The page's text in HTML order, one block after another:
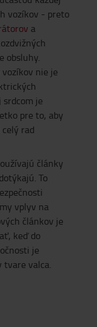
vozíkov - preto
a
obsluhy.
nie je
je
pre to, aby
rad
články
To
vplyv na
článkov je
keď do
je
tvare valca.